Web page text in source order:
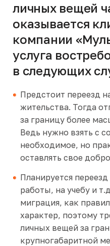
личных вещей
оказывается
компании
услуга
в следующих
Предстоит переезд
жительства. Тогда
за границу более
Ведь нужно взять с
необходимое, но
оставлять свое
Планируется
работы, на учебу и
миграция, как
характер, поэтому
личных вещей за
крупногабаритной